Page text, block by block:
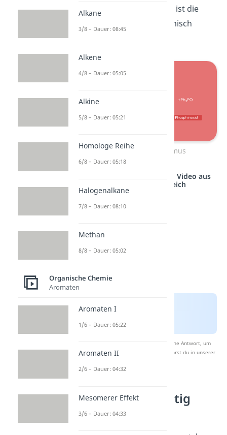
gesamten Wittig Reaktion ist die
Bildung des thermodynamisch
Reaktionsmechanismus
Studyflix vernetzt: Hier ein Video aus
einem anderen Bereich
Nach Beantwortung speichern wir deine Antwort, um
Studyflix zu verbessern. Mehr dazu erfährst du in unserer
Synthese der Wittig
Reagenz
Alkane
3/8 – Dauer: 08:45
Alkene
4/8 – Dauer: 05:05
Alkine
5/8 – Dauer: 05:21
Homologe Reihe
6/8 – Dauer: 05:18
Halogenalkane
7/8 – Dauer: 08:10
Methan
8/8 – Dauer: 05:02
Organische Chemie
Aromaten
Aromaten I
1/6 – Dauer: 05:22
Aromaten II
2/6 – Dauer: 04:32
Mesomerer Effekt
3/6 – Dauer: 04:33